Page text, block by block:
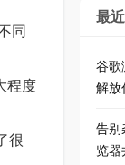
同
程度
很
最
谷歌
解放
告别
览器